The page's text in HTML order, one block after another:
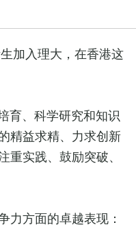
加入理大，在香港这
育、科学研究和知识
精益求精、力求创新
实践、鼓励突破、
力方面的卓越表现：